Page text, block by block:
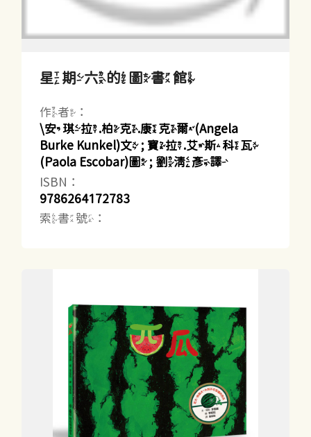
星期六的圖書館
作者：
\安琪拉.柏克.康克爾(Angela
Burke Kunkel)文 ; 寶拉.艾斯科瓦
(Paola Escobar)圖 ; 劉清彥譯
ISBN：
9786264172783
索書號：